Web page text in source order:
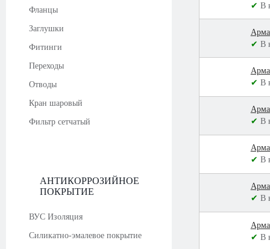
Фланцы
Заглушки
Фитинги
Переходы
Отводы
Кран шаровый
Фильтр сетчатый
АНТИКОРРОЗИЙНОЕ
ПОКРЫТИЕ
ВУС Изоляция
Силикатно-эмалевое покрытие
✔ В
✔ В
✔ В
✔ В
✔ В
✔ В
✔ В